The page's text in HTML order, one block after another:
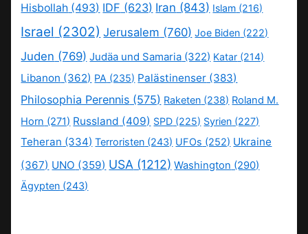
Hisbollah (493) IDF (623) Iran (843) Islam (216)
Israel (2302) Jerusalem (760) Joe Biden (222)
Juden (769) Judäa und Samaria (322) Katar (214)
Libanon (362) PA (235) Palästinenser (383)
Philosophia Perennis (575) Raketen (238) Roland M.
Horn (271) Russland (409) SPD (225) Syrien (227)
Teheran (334) Terroristen (243) UFOs (252) Ukraine
(367) UNO (359) USA (1212) Washington (290)
Ägypten (243)